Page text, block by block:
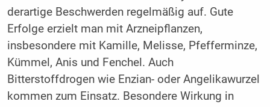
derartige Beschwerden regelmäßig auf. Gute
Erfolge erzielt man mit Arzneipflanzen,
insbesondere mit Kamille, Melisse, Pfefferminze,
Kümmel, Anis und Fenchel. Auch
Bitterstoffdrogen wie Enzian- oder Angelikawurzel
kommen zum Einsatz. Besondere Wirkung in